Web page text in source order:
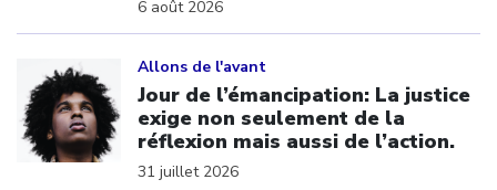
6 août 2026
Allons de l'avant
Jour de l’émancipation: La justice
exige non seulement de la
réflexion mais aussi de l’action.
31 juillet 2026